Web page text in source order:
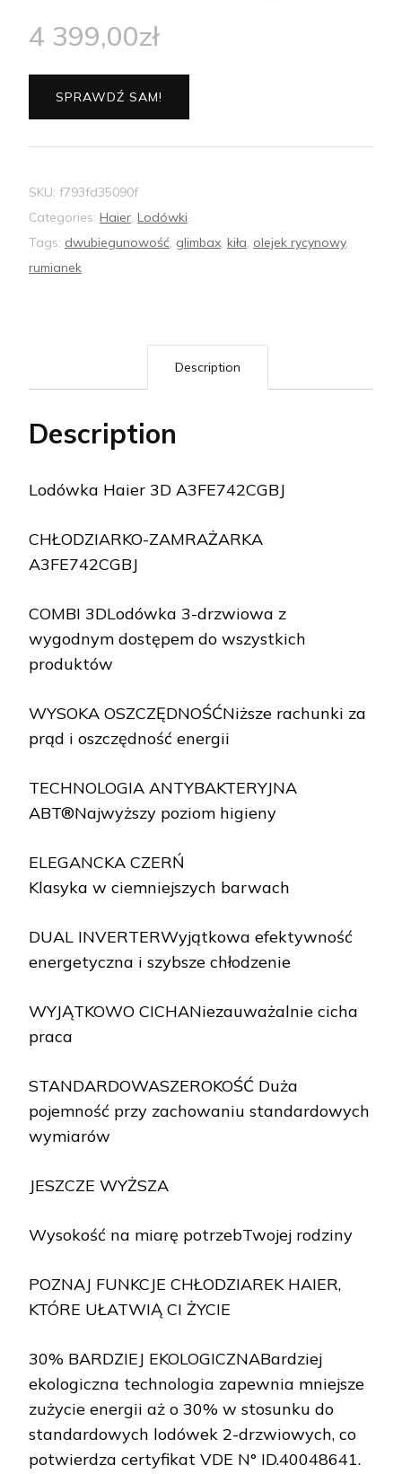
4 399,00zł
SPRAWDŹ SAM!
SKU: f793fd35090f
Categories: Haier, Lodówki
Tags: dwubiegunowość, glimbax, kiła, olejek rycynowy,
rumianek
Description
Description
Lodówka Haier 3D A3FE742CGBJ
CHŁODZIARKO-ZAMRAŻARKA
A3FE742CGBJ
COMBI 3DLodówka 3-drzwiowa z
wygodnym dostępem do wszystkich
produktów
WYSOKA OSZCZĘDNOŚĆNiższe rachunki za
prąd i oszczędność energii
TECHNOLOGIA ANTYBAKTERYJNA
ABT®Najwyższy poziom higieny
ELEGANCKA CZERŃ
Klasyka w ciemniejszych barwach
DUAL INVERTERWyjątkowa efektywność
energetyczna i szybsze chłodzenie
WYJĄTKOWO CICHANiezauważalnie cicha
praca
STANDARDOWASZEROKOŚĆ Duża
pojemność przy zachowaniu standardowych
wymiarów
JESZCZE WYŻSZA
Wysokość na miarę potrzebTwojej rodziny
POZNAJ FUNKCJE CHŁODZIAREK HAIER,
KTÓRE UŁATWIĄ CI ŻYCIE
30% BARDZIEJ EKOLOGICZNABardziej
ekologiczna technologia zapewnia mniejsze
zużycie energii aż o 30% w stosunku do
standardowych lodówek 2-drzwiowych, co
potwierdza certyfikat VDE N° ID.40048641.